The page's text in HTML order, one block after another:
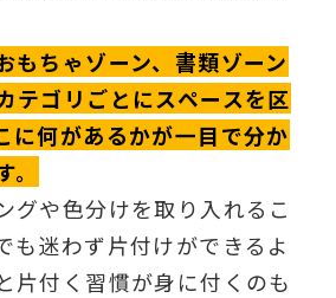
もちゃゾーン、書類ゾーン
テゴリごとにスペースを区
に何があるかが一目で分か
グや色分けを取り入れるこ
も迷わず片付けができるよ
片付く習慣が身に付くのも